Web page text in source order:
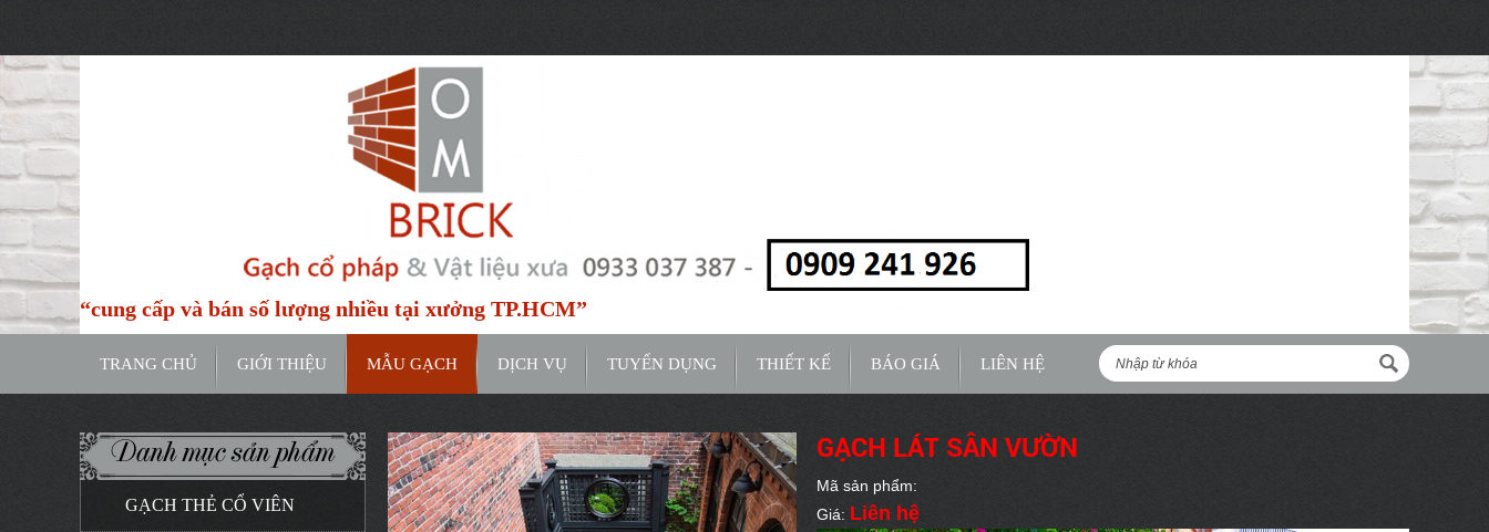
“cung cấp và bán số lượng nhiều tại xưởng TP.HCM”
TRANG CHỦ GIỚI THIỆU MẪU GẠCH DỊCH VỤ TUYỂN DỤNG THIẾT KẾ BÁO GIÁ LIÊN HỆ
Danh mục sản phẩm
GẠCH THẺ CỔ VIÊN
GẠCH LÁT SÂN VƯỜN
Mã sản phẩm:
Giá: Liên hệ